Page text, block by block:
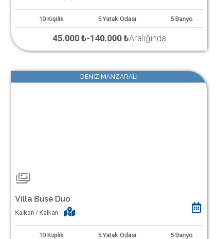
10 Kişilik 5 Yatak Odası 5 Banyo
45.000 ₺-140.000 ₺Aralığında
DENIZ MANZARALI
Villa Buse Duo
Kalkan / Kalkan
10 Kişilik 5 Yatak Odası 5 Banyo